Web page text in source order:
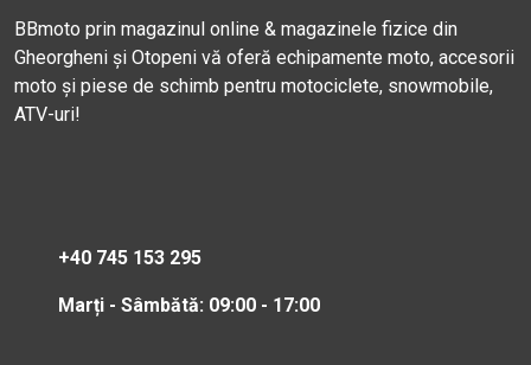
BBmoto prin magazinul online & magazinele fizice din
Gheorgheni și Otopeni vă oferă echipamente moto, accesorii
moto și piese de schimb pentru motociclete, snowmobile,
ATV-uri!
+40 745 153 295
Marți - Sâmbătă: 09:00 - 17:00